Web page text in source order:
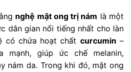
nghệ mật ong trị nám là một
dân gian nổi tiếng nhất cho làn
có chứa hoạt chất curcumin –
mạnh, giúp ức chế melanin,
nám da. Trong khi đó, mật ong